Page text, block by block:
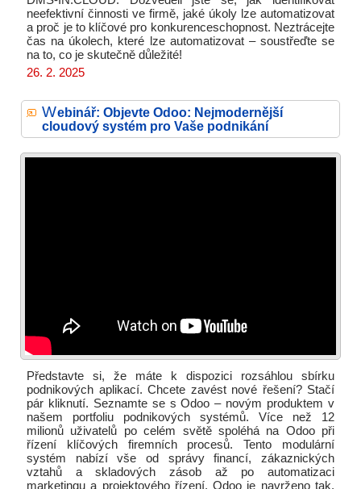
neefektivní činnosti ve firmě, jaké úkoly lze automatizovat
a proč je to klíčové pro konkurenceschopnost. Neztrácejte
čas na úkolech, které lze automatizovat – soustřeďte se
na to, co je skutečně důležité!
26. 2. 2025
Webinář: Objevte Odoo: Nejmodernější
cloudový systém pro Vaše podnikání
Představte si, že máte k dispozici rozsáhlou sbírku
podnikových aplikací. Chcete zavést nové řešení? Stačí
pár kliknutí. Seznamte se s Odoo – novým produktem v
našem portfoliu podnikových systémů. Více než 12
milionů uživatelů po celém světě spoléhá na Odoo při
řízení klíčových firemních procesů. Tento modulární
systém nabízí vše od správy financí, zákaznických
vztahů a skladových zásob až po automatizaci
marketingu a projektového řízení. Odoo je navrženo tak,